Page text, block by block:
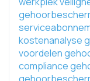
kostenanalyse
voordelen
compliance